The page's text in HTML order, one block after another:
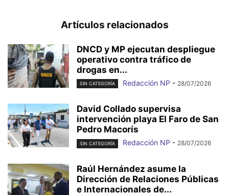
Artículos relacionados
DNCD y MP ejecutan despliegue
operativo contra tráfico de
drogas en...
SIN CATEGORÍA Redacción NP - 28/07/2026
David Collado supervisa
intervención playa El Faro de San
Pedro Macorís
SIN CATEGORÍA Redacción NP - 28/07/2026
Raúl Hernández asume la
Dirección de Relaciones Públicas
e Internacionales de...